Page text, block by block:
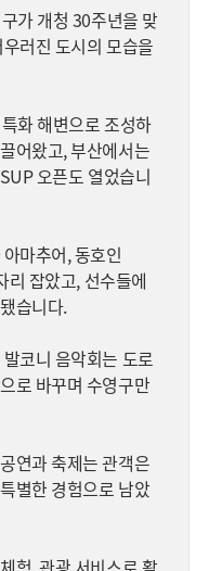
가 개청 30주년을 맞
러진 도시의 모습을
화 해변으로 조성하
어왔고, 부산에서는
오픈도 열었습니
마추어, 동호인
리 잡았고, 선수들에
습니다.
코니 음악회는 도로
로 바꾸며 수영구만
연과 축제는 관객은
별한 경험으로 남았